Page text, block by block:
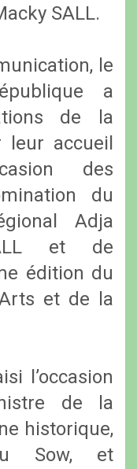
SALL.
le
a
de la
accueil
des
du
Adja
et de
édition du
et de la
l’occasion
de la
historique,
Sow, et